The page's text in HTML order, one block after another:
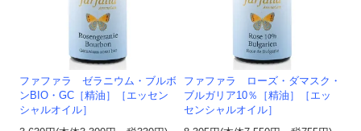
ファファラ ゼラニウム・ブルボ
ンBIO・GC［精油］［エッセン
シャルオイル］
ファファラ ローズ・ダマスク・
ブルガリア10％［精油］［エッ
センシャルオイル］